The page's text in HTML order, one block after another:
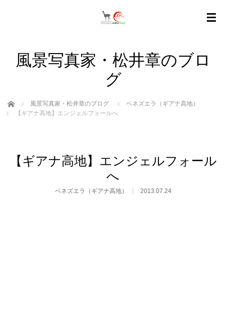
風景写真家・松井章のブロ
グ
ホーム 風景写真家・松井章のブログ
ベネズエラ（ギアナ高地）
【ギアナ高地】エンジェルフォールへ
【ギアナ高地】エンジェルフォール
へ
ベネズエラ（ギアナ高地） 2013.07.24